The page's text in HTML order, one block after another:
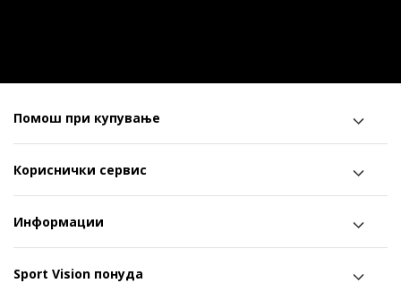
Помош при купување
Кориснички сервис
Информации
Sport Vision понуда